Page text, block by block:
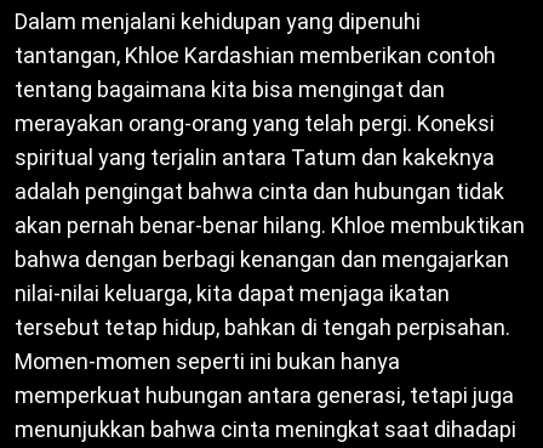
Dalam menjalani kehidupan yang dipenuhi
tantangan, Khloe Kardashian memberikan contoh
tentang bagaimana kita bisa mengingat dan
merayakan orang-orang yang telah pergi. Koneksi
spiritual yang terjalin antara Tatum dan kakeknya
adalah pengingat bahwa cinta dan hubungan tidak
akan pernah benar-benar hilang. Khloe membuktikan
bahwa dengan berbagi kenangan dan mengajarkan
nilai-nilai keluarga, kita dapat menjaga ikatan
tersebut tetap hidup, bahkan di tengah perpisahan.
Momen-momen seperti ini bukan hanya
memperkuat hubungan antara generasi, tetapi juga
menunjukkan bahwa cinta meningkat saat dihadapi